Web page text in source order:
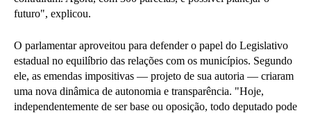
futuro", explicou.
O parlamentar aproveitou para defender o papel do Legislativo
estadual no equilíbrio das relações com os municípios. Segundo
ele, as emendas impositivas — projeto de sua autoria — criaram
uma nova dinâmica de autonomia e transparência. "Hoje,
independentemente de ser base ou oposição, todo deputado pode